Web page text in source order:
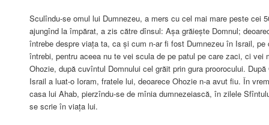
Sculîndu-se omul lui Dumnezeu, a mers cu cel mai mare peste cei
ajungînd la împărat, a zis către dînsul: Așa grăiește Domnul;
întrebe despre viața ta, ca și cum n-ar fi fost Dumnezeu în Israil, pe
întrebi, pentru aceea nu te vei scula de pe patul pe care zaci, ci vei
Ohozie, după cuvîntul Domnului cel grăit prin gura proorocului.
Israil a luat-o Ioram, fratele lui, deoarece Ohozie n-a avut fiu. În
casa lui Ahab, pierzîndu-se de mînia dumnezeiască, în zilele
se scrie în viața lui.